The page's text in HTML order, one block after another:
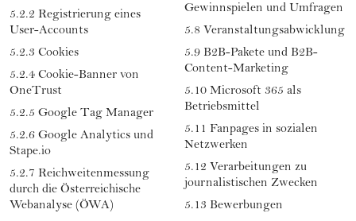
5.2.2 Registrierung eines
User-Accounts
5.2.3 Cookies
5.2.4 Cookie-Banner von
OneTrust
5.2.5 Google Tag Manager
5.2.6 Google Analytics und
Stape.io
5.2.7 Reichweitenmessung
durch die Österreichische
Webanalyse (ÖWA)
Gewinnspielen und Umfragen
5.8 Veranstaltungsabwicklung
5.9 B2B-Pakete und B2B-
Content-Marketing
5.10 Microsoft 365 als
Betriebsmittel
5.11 Fanpages in sozialen
Netzwerken
5.12 Verarbeitungen zu
journalistischen Zwecken
5.13 Bewerbungen